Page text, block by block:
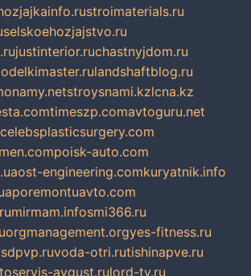
stroimaterials.ru
selskoehozjajstvo.ru
justinterior.ruchastnyjdom.ru
landshaftblog.ru
stroysnami.kzlcna.kz
timeszp.comavtoguru.net
poisk-auto.com
ost-engineering.comkuryatnik.info
poremontuavto.com
mirmam.infosmi366.ru
orgmanagement.orgyes-fitness.ru
voda-otri.rutishinapve.ru
avgust.rulord-tv.ru